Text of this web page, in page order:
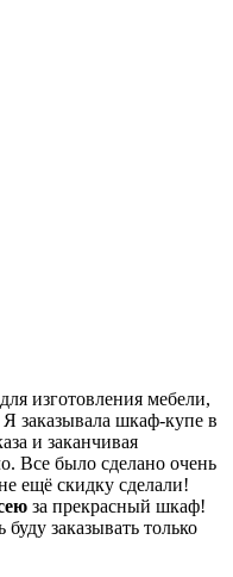
изготовления мебели,
заказывала шкаф-купе в
и заканчивая
Все было сделано очень
ещё скидку сделали!
за прекрасный шкаф!
заказывать только